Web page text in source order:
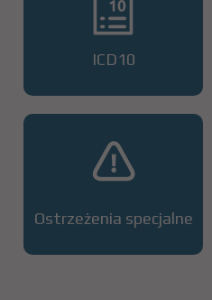
ICD10
Ostrzeżenia specjalne